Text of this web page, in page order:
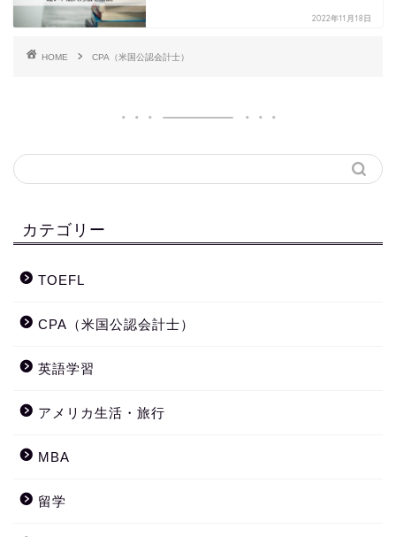
2022年11月18日
HOME CPA（米国公認会計士）
カテゴリー
TOEFL
CPA（米国公認会計士）
英語学習
アメリカ生活・旅行
MBA
留学